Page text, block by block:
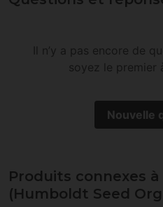
Il n’y a pas encore de
soyez le premier
Nouvelle
Produits connexes
(Humboldt Seed